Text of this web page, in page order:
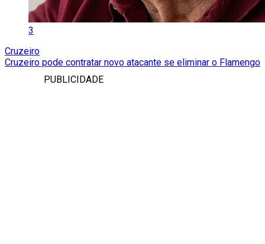
3
Cruzeiro
Cruzeiro pode contratar novo atacante se eliminar o Flamengo
PUBLICIDADE